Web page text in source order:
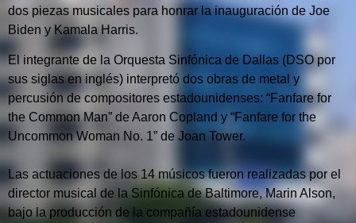
dos piezas musicales para honrar la inauguración de Joe
Biden y Kamala Harris.
El integrante de la Orquesta Sinfónica de Dallas (DSO por
sus siglas en inglés) interpretó dos obras de metal y
percusión de compositores estadounidenses: “Fanfare for
the Common Man” de Aaron Copland y “Fanfare for the
Uncommon Woman No. 1” de Joan Tower.
Las actuaciones de los 14 músicos fueron realizadas por el
director musical de la Sinfónica de Baltimore, Marin Alson,
bajo la producción de la compañía estadounidense